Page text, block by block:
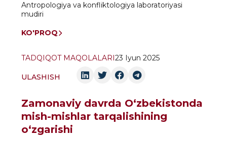
Antropologiya va konfliktologiya laboratoriyasi
mudiri
KO'PROQ
TADQIQOT MAQOLALARI23 Iyun 2025
ULASHISH
Zamonaviy davrda O‘zbekistonda
mish-mishlar tarqalishining
o‘zgarishi